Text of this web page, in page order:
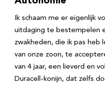
Ik schaam me er eigenlijk
uitdaging te bestempelen
zwakheden, die ik pas heb
van onze zoon, te
van 4 jaar, een lieverd en
Duracell-konijn, dat zelfs